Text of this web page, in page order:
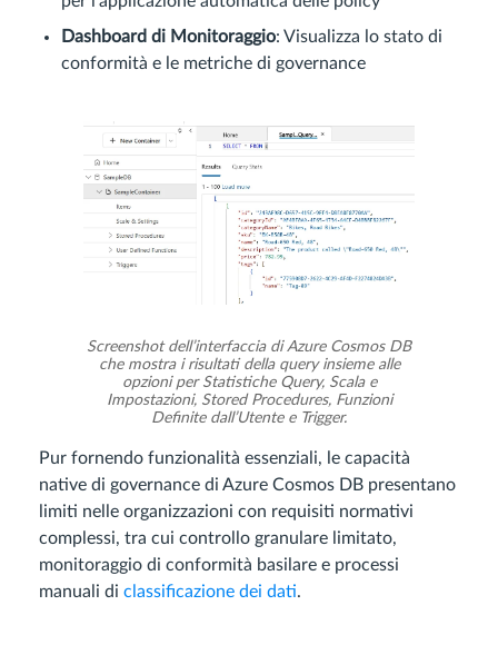
Dashboard di Monitoraggio: Visualizza lo stato di
conformità e le metriche di governance
Screenshot dell’interfaccia di Azure Cosmos DB
che mostra i risultati della query insieme alle
opzioni per Statistiche Query, Scala e
Impostazioni, Stored Procedures, Funzioni
Definite dall’Utente e Trigger.
Pur fornendo funzionalità essenziali, le capacità
native di governance di Azure Cosmos DB presentano
limiti nelle organizzazioni con requisiti normativi
complessi, tra cui controllo granulare limitato,
monitoraggio di conformità basilare e processi
manuali di classificazione dei dati.